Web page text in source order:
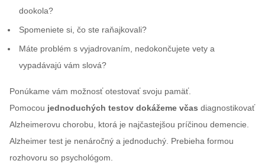
dookola?
Spomeniete si, čo ste raňajkovali?
Máte problém s vyjadrovaním, nedokončujete vety a
vypadávajú vám slová?
Ponúkame vám možnosť otestovať svoju pamäť.
Pomocou jednoduchých testov dokážeme včas diagnostikovať
Alzheimerovu chorobu, ktorá je najčastejšou príčinou demencie.
Alzheimer test je nenáročný a jednoduchý. Prebieha formou
rozhovoru so psychológom.